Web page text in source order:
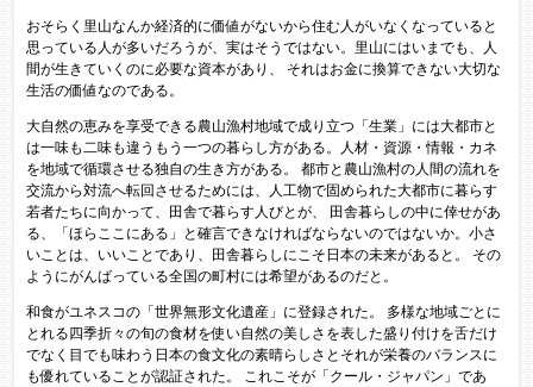
おそらく里山なんか経済的に価値がないから住む人がいなくなっていると
思っている人が多いだろうが、実はそうではない。里山にはいまでも、人
間が生きていくのに必要な資本があり、 それはお金に換算できない大切な
生活の価値なのである。
大自然の恵みを享受できる農山漁村地域で成り立つ「生業」には大都市と
は一味も二味も違うもう一つの暮らし方がある。人材・資源・情報・カネ
を地域で循環させる独自の生き方がある。 都市と農山漁村の人間の流れを
交流から対流へ転回させるためには、人工物で固められた大都市に暮らす
若者たちに向かって、田舎で暮らす人びとが、 田舎暮らしの中に倖せがあ
る、「ほらここにある」と確言できなければならないのではないか。小さ
いことは、いいことであり、田舎暮らしにこそ日本の未来があると。 その
ようにがんばっている全国の町村には希望があるのだと。
和食がユネスコの「世界無形文化遺産」に登録された。 多様な地域ごとに
とれる四季折々の旬の食材を使い自然の美しさを表した盛り付けを舌だけ
でなく目でも味わう日本の食文化の素晴らしさとそれが栄養のバランスに
も優れていることが認証された。 これこそが「クール・ジャパン」であ